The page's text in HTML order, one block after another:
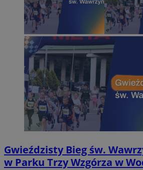
Gwieździsty Bieg św.
w Parku Trzy Wzgórza w